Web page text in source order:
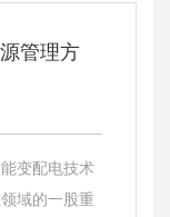
管理方
变配电技术
域的一股重